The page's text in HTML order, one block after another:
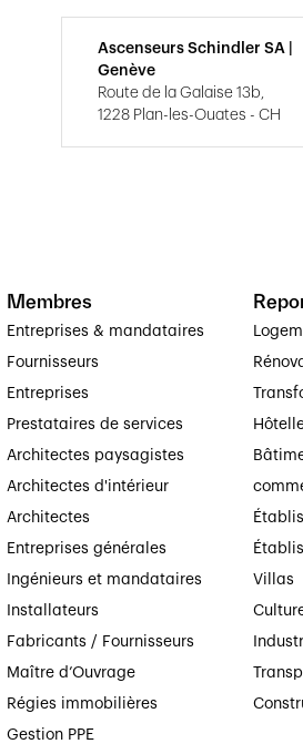
Ascenseurs Schindler SA |
Genève
Route de la Galaise 13b,
1228 Plan-les-Ouates - CH
Membres
Entreprises & mandataires
Fournisseurs
Entreprises
Prestataires de services
Architectes paysagistes
Architectes d'intérieur
Architectes
Entreprises générales
Ingénieurs et mandataires
Installateurs
Fabricants / Fournisseurs
Maître d’Ouvrage
Régies immobilières
Gestion PPE
Villas